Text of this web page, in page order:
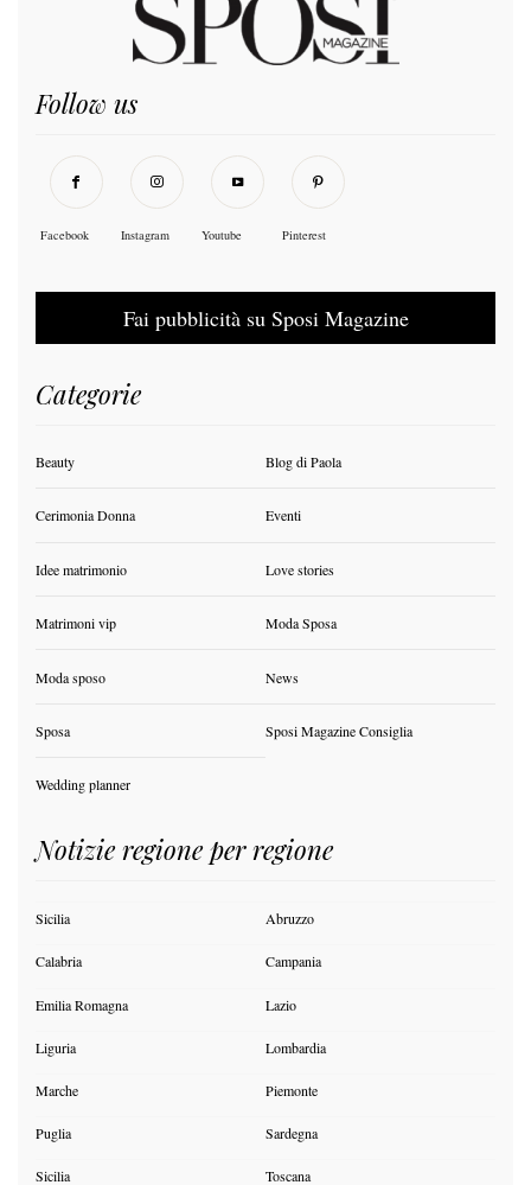
Follow us
Facebook Instagram Youtube Pinterest
Fai pubblicità su Sposi Magazine
Categorie
Beauty Blog di Paola
Cerimonia Donna Eventi
Idee matrimonio Love stories
Matrimoni vip Moda Sposa
Moda sposo News
Sposa Sposi Magazine Consiglia
Wedding planner
Notizie regione per regione
Sicilia Abruzzo
Calabria Campania
Emilia Romagna Lazio
Liguria Lombardia
Marche Piemonte
Puglia Sardegna
Sicilia Toscana